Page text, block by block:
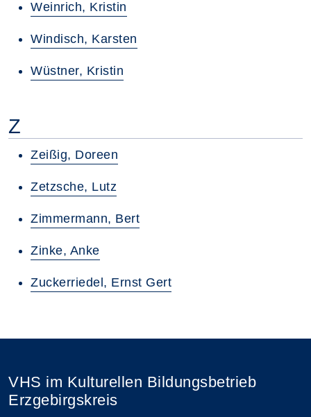
Weinrich, Kristin
Windisch, Karsten
Wüstner, Kristin
Z
Zeißig, Doreen
Zetzsche, Lutz
Zimmermann, Bert
Zinke, Anke
Zuckerriedel, Ernst Gert
VHS im Kulturellen Bildungsbetrieb
Erzgebirgskreis